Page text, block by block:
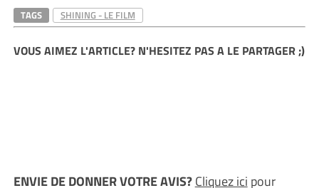
TAGS SHINING - LE FILM
VOUS AIMEZ L'ARTICLE? N'HESITEZ PAS A LE PARTAGER ;)
ENVIE DE DONNER VOTRE AVIS?Cliquez ici pour